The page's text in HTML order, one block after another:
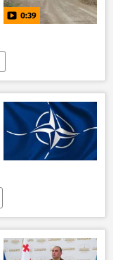
0:39